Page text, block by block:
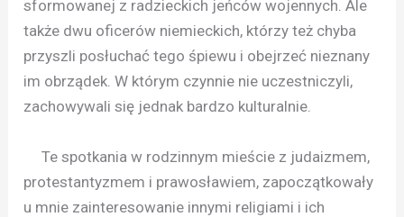
sformowanej z radzieckich jeńców wojennych. Ale
także dwu oficerów niemieckich, którzy też chyba
przyszli posłuchać tego śpiewu i obejrzeć nieznany
im obrządek. W którym czynnie nie uczestniczyli,
zachowywali się jednak bardzo kulturalnie.
Te spotkania w rodzinnym mieście z judaizmem,
protestantyzmem i prawosławiem, zapoczątkowały
u mnie zainteresowanie innymi religiami i ich